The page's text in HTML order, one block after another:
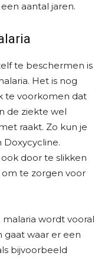
aantal jaren.
te beschermen is
Het is nog
te voorkomen dat
de ziekte wel
raakt. Zo kun je
Doxycycline.
door te slikken
te zorgen voor
wordt vooral
gaat waar er een
bijvoorbeeld